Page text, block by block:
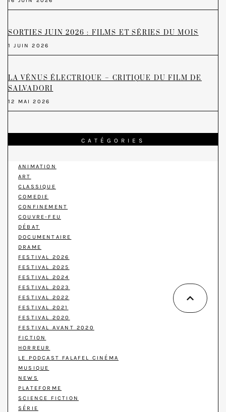
SORTIES JUIN 2026 : FILMS ET SÉRIES DU MOIS
1 JUIN 2026
LA VÉNUS ÉLECTRIQUE – CRITIQUE DU FILM DE
SALVADORI
12 MAI 2026
CATÉGORIES
ANIMATION
ART
CLASSIQUE
COMEDIE
CONFINEMENT
COUVRE-FEU
DÉBAT
DOCUMENTAIRE
DRAME
FESTIVAL 2026
FESTIVAL 2025
FESTIVAL 2024
FESTIVAL 2023
FESTIVAL 2022
FESTIVAL 2021
FESTIVAL 2020
FESTIVAL AVANT 2020
FICTION
HORREUR
LE PODCAST FALAFEL CINÉMA
MUSIQUE
NEWS
PLATEFORME
SCIENCE FICTION
SÉRIE